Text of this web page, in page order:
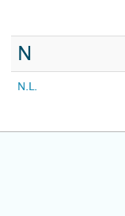
N
N.L.